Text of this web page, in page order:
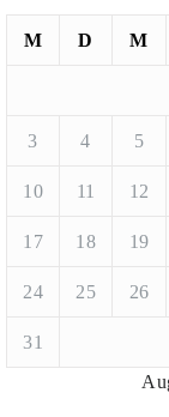
M D M
3 4 5
10 11 12
17 18 19
24 25 26
31